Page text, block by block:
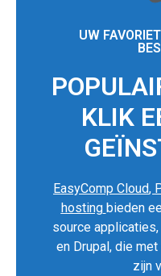
UW
KLIK
EasyComp Cloud,
hosting bieden
source
en Drupal, die
zijn